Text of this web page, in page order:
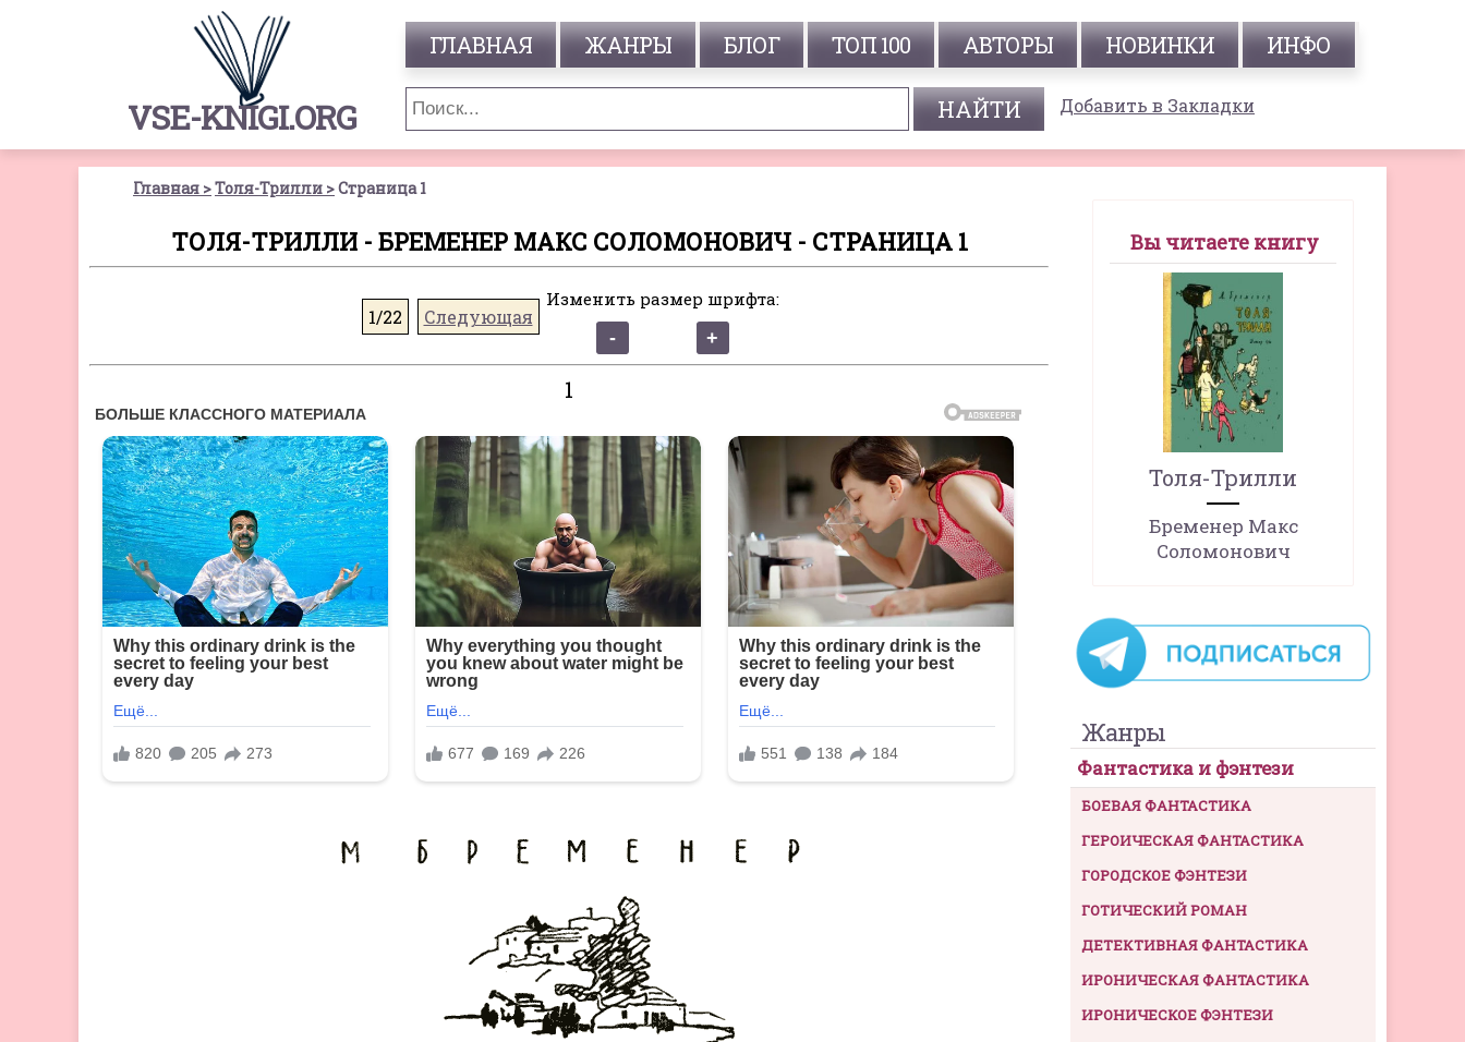
VSE-KNIGI.ORG
ГЛАВНАЯ ЖАНРЫ БЛОГ ТОП 100 АВТОРЫ НОВИНКИ ИНФО
Добавить в Закладки
Главная Толя-Трилли Страница 1
ТОЛЯ-ТРИЛЛИ - БРЕМЕНЕР МАКС СОЛОМОНОВИЧ - СТРАНИЦА 1
1/22 Следующая
Изменить размер шрифта:
1
Вы читаете книгу
Толя-Трилли
Бременер Макс
Соломонович
Жанры
Фантастика и фэнтези
БОЕВАЯ ФАНТАСТИКА
ГЕРОИЧЕСКАЯ ФАНТАСТИКА
ГОРОДСКОЕ ФЭНТЕЗИ
ГОТИЧЕСКИЙ РОМАН
ДЕТЕКТИВНАЯ ФАНТАСТИКА
ИРОНИЧЕСКАЯ ФАНТАСТИКА
ИРОНИЧЕСКОЕ ФЭНТЕЗИ